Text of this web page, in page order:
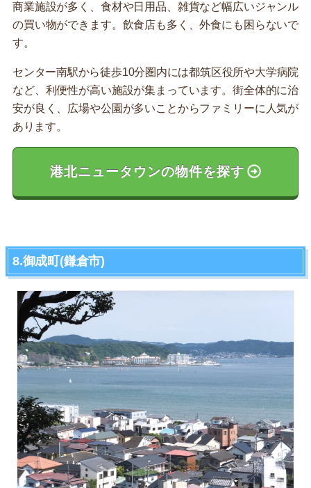
商業施設が多く、食材や日用品、雑貨など幅広いジャンル
の買い物ができます。飲食店も多く、外食にも困らないで
す。
センター南駅から徒歩10分圏内には都筑区役所や大学病院
など、利便性が高い施設が集まっています。街全体的に治
安が良く、広場や公園が多いことからファミリーに人気が
あります。
港北ニュータウンの物件を探す
8.御成町(鎌倉市)